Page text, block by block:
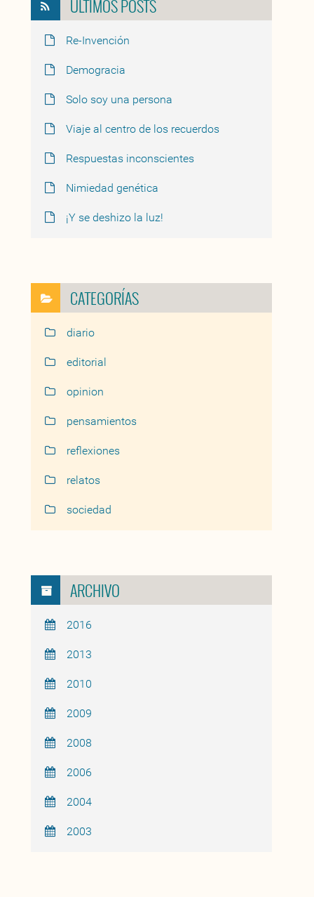
ÚLTIMOS POSTS
Re-Invención
Demogracia
Solo soy una persona
Viaje al centro de los recuerdos
Respuestas inconscientes
Nimiedad genética
¡Y se deshizo la luz!
CATEGORÍAS
diario
editorial
opinion
pensamientos
reflexiones
relatos
sociedad
ARCHIVO
2016
2013
2010
2009
2008
2006
2004
2003